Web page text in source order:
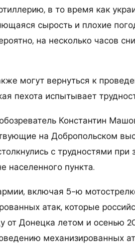
в то время как
сырость и плохие
на несколько часов
могут вернуться к
пехота испытывает
Константин
на Добропольском
с трудностями при
населенного пункта.
включая 5-ю
атак, которые
от Донецка летом и осенью
механизированных